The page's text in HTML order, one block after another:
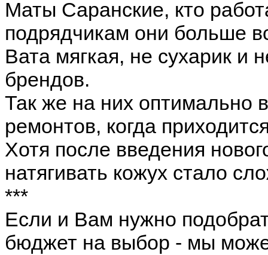
Маты Саранские, кто
подрядчикам они больше
Вата мягкая, не сухарик и
брендов.
Так же на них оптимально
ремонтов, когда
Хотя после введения
натягивать кожух стало
***
Если и Вам нужно
бюджет на выбор - мы